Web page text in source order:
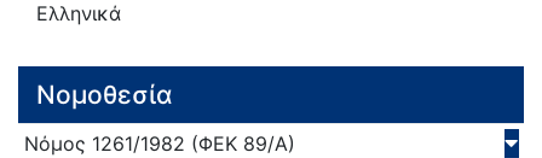
Ελληνικά
Νομοθεσία
Νόμος 1261/1982 (ΦΕΚ 89/Α)